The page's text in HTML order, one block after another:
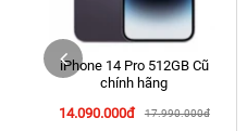
24h Vũng Tàu: 162A Ba Cu,
Tàu cũ)
198 Hoàng Văn Thụ, Tân Sơn
iPhone 14 Pro 512GB Cũ
chính hãng
14.090.000đ
17.990.000đ